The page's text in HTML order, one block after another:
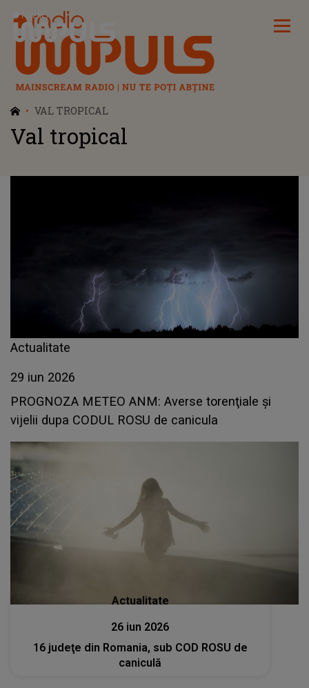
Radio Impuls
VAL TROPICAL
Val tropical
Actualitate
29 iun 2026
PROGNOZA METEO ANM: Averse torenţiale şi
vijelii dupa CODUL ROSU de canicula
Actualitate
26 iun 2026
16 judeţe din Romania, sub COD ROSU de
caniculă